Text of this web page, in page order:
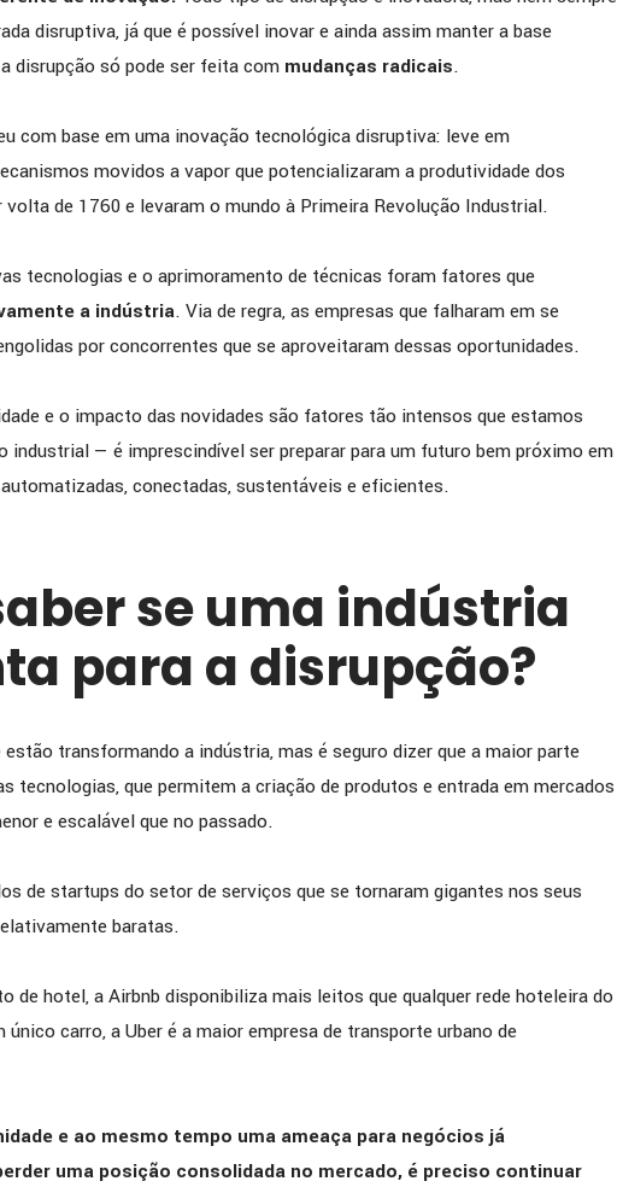
disruptiva, já que é possível inovar e ainda assim manter a base
disrupção só pode ser feita com mudanças radicais.
com base em uma inovação tecnológica disruptiva: leve em
movidos a vapor que potencializaram a produtividade dos
de 1760 e levaram o mundo à Primeira Revolução Industrial.
tecnologias e o aprimoramento de técnicas foram fatores que
a indústria. Via de regra, as empresas que falharam em se
por concorrentes que se aproveitaram dessas oportunidades.
e o impacto das novidades são fatores tão intensos que estamos
industrial — é imprescindível ser preparar para um futuro bem próximo em
conectadas, sustentáveis e eficientes.
se uma indústria
para a disrupção?
transformando a indústria, mas é seguro dizer que a maior parte
tecnologias, que permitem a criação de produtos e entrada em mercados
e escalável que no passado.
de startups do setor de serviços que se tornaram gigantes nos seus
baratas.
de hotel, a Airbnb disponibiliza mais leitos que qualquer rede hoteleira do
carro, a Uber é a maior empresa de transporte urbano de
e ao mesmo tempo uma ameaça para negócios já
uma posição consolidada no mercado, é preciso continuar